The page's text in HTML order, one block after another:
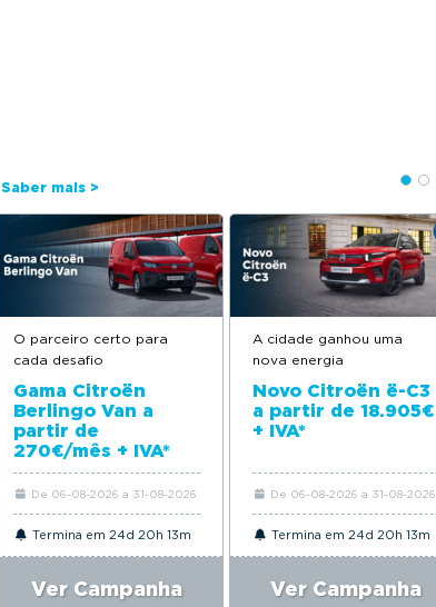
Saber mais >
O parceiro certo para
cada desafio
Gama Citroën
Berlingo Van a
partir de
270€/mês + IVA*
De 06-08-2026 a 31-08-2026
Termina em 24d 20h 13m
Ver Campanha
A cidade ganhou uma
nova energia
Novo Citroën ë-C3
a partir de 18.905€
+ IVA*
De 06-08-2026 a 31-08-2026
Termina em 24d 20h 13m
Ver Campanha